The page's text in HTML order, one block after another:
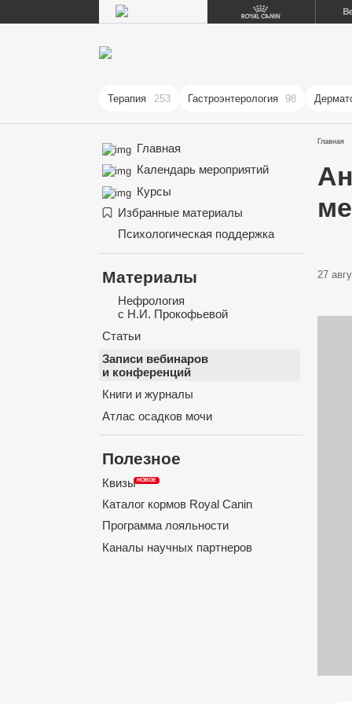
Терапия 253 Гастроэнтерология 98
Главная
Календарь мероприятий
Курсы
Избранные материалы
Психологическая поддержка
Материалы
Нефрология
с Н.И. Прокофьевой
Статьи
Записи вебинаров
и конференций
Книги и журналы
Атлас осадков мочи
Полезное
Квизы
Каталог кормов Royal Canin
Программа лояльности
Каналы научных партнеров
Главная
27